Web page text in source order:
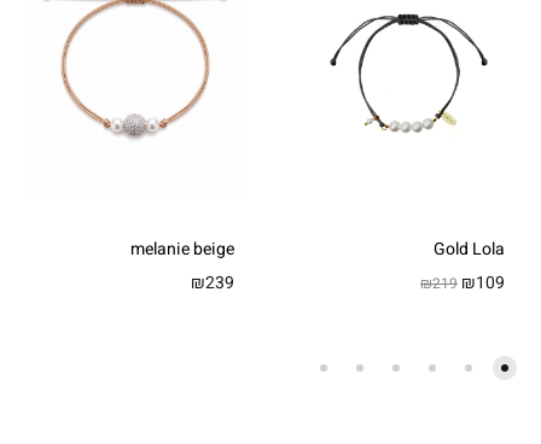
Gold Lola
₪109
₪219
melanie beige
₪239